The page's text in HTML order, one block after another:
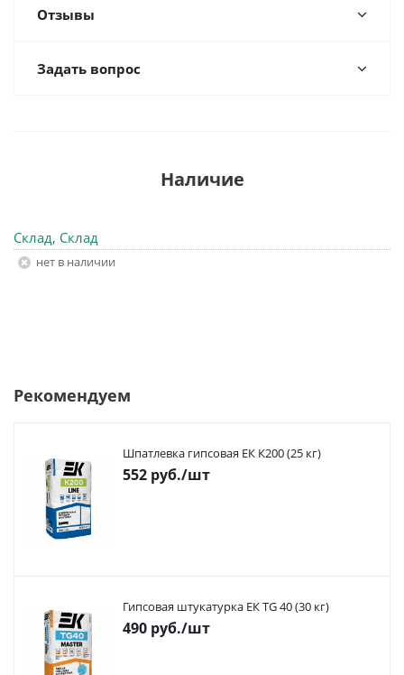
Отзывы
Задать вопрос
Наличие
Склад, Склад
Нет в наличии
Рекомендуем
Шпатлевка гипсовая ЕК К200 (25 кг)
552 руб./шт
Гипсовая штукатурка ЕК TG 40 (30 кг)
490 руб./шт